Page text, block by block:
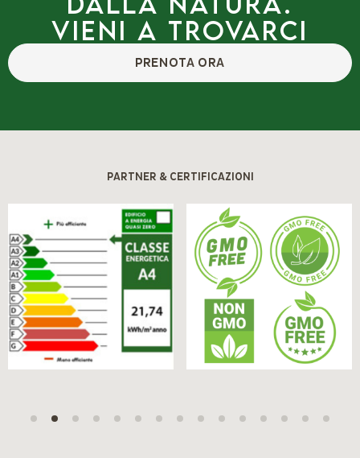
Vieni a trovarci
PRENOTA ORA
PARTNER & CERTIFICAZIONI